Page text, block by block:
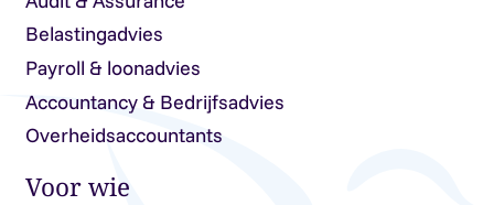
Belastingadvies
Payroll & loonadvies
Accountancy & Bedrijfsadvies
Overheidsaccountants
Voor wie